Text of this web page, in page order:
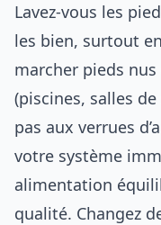
Lavez-vous les
les bien, surtout
marcher pieds
(piscines, salles
pas aux verrues
votre système
alimentation
qualité. Changez